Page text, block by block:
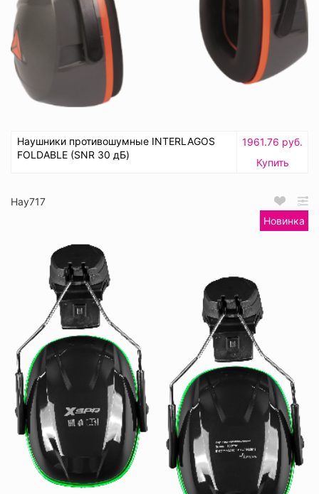
Наушники противошумные INTERLAGOS
FOLDABLE (SNR 30 дБ)
1961.76 руб.
Купить
Нау717
Новинка